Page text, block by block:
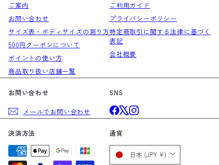
入
力
し
て
く
だ
さ
い
ご案内
お問い合わせ
サイズ表・ボディサイズの測り方
500円クーポンについて
ポイントの使い方
商品取り扱い店舗一覧
ご利用ガイド
プライバシーポリシー
特定商取引に関する法律に基づく
表記
会社概要
お問い合わせ
メールでお問い合わせ
SNS
Facebook
X Instagram
決済方法 通貨
日本 (JPY ¥)